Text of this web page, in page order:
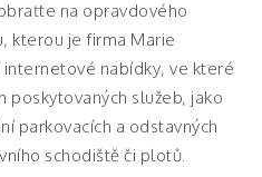
na opravdového
kterou je firma Marie
nabídky, ve které
poskytovaných služeb, jako
parkovacích a odstavných
schodiště či plotů.